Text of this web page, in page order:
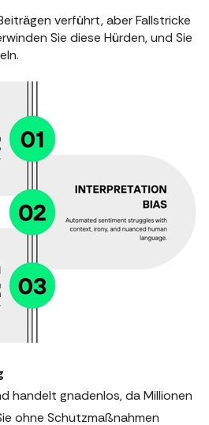
verführt, aber Fallstricke
Sie diese Hürden, und Sie
handelt gnadenlos, da Millionen
ohne Schutzmaßnahmen